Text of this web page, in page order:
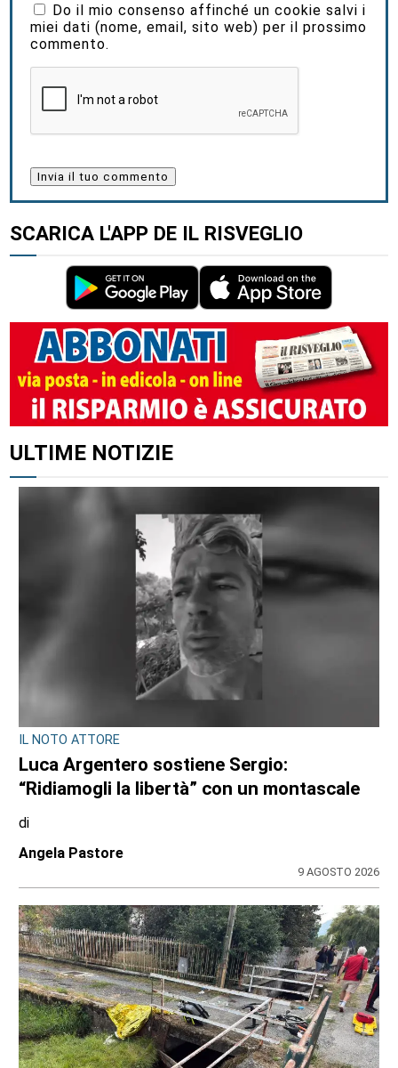
Do il mio consenso affinché un cookie salvi i
miei dati (nome, email, sito web) per il prossimo
commento.
SCARICA L'APP DE IL RISVEGLIO
ALTRI ARTICOLI DI QUESTO AUTORE
CONSIGLIO REGIONALE
Marcinelle, il presidente Nicco: “Onorare gli
italiani caduti sul lavoro in ogni parte del
mondo”
di
Redazione CRP
7 AGOSTO 2026